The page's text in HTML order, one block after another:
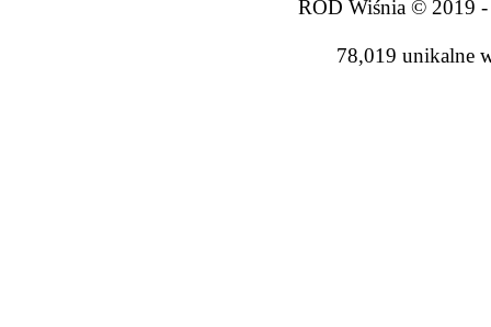
ROD Wiśnia © 2019
78,019 unikalne